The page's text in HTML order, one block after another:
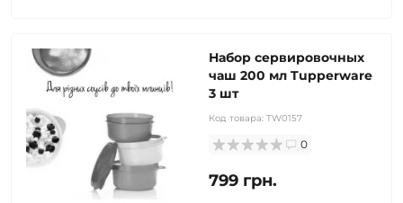
Набор сервировочных
чаш 200 мл Tupperware
3 шт
Код товара: TW0157
0
799 грн.